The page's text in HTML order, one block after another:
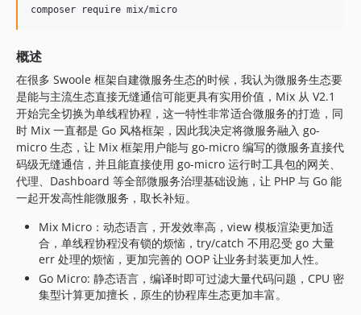
概述
在很多 Swoole 框架自建微服务生态的时候，我认为微服务生态要
是能与主流生态直接无缝通信可能更具有实用价值，Mix 从 V2.1
开始完全切换为单线程协程，这一特性非常适合微服务的打造，同
时 Mix 一直都是 Go 风格框架，因此我决定将微服务融入 go-
micro 生态，让 Mix 框架用户能与 go-micro 编写的微服务直接代
码级无缝通信，并且能直接使用 go-micro 运行时工具包的网关、
代理、Dashboard 等全部微服务治理基础设施，让 PHP 与 Go 能
一起开发高性能微服务，取长补短。
Mix Micro：动态语言，开发效率高，view 模板渲染更加适
合，单线程协程没有锁的烦恼，try/catch 不用忍受 go 大量
err 处理的烦恼，更加完善的 OOP 让业务封装更加人性。
Go Micro: 静态语言，编译时即可过滤大量代码问题，CPU 密
集型计算更加擅长，原生的协程库生态更加丰富。